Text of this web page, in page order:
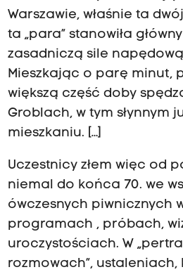
Warszawie, właśnie ta
ta „para” stanowiła
zasadniczą sile napędową
Mieszkając o parę minut,
większą część doby
Groblach, w tym słynnym
mieszkaniu. […]
Uczestnicy złem więc od
niemal do końca 70. we
ówczesnych piwnicznych
programach , próbach,
uroczystościach. W
rozmowach”,